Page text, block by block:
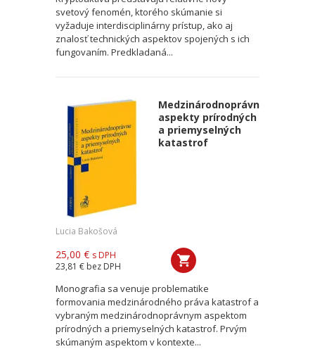
svetový fenomén, ktorého skúmanie si
vyžaduje interdisciplinárny prístup, ako aj
znalosť technických aspektov spojených s ich
fungovaním. Predkladaná...
Medzinárodnoprávne
aspekty prírodných
a priemyselných
katastrof
Lucia Bakošová
25,00 € s DPH
23,81 € bez DPH
Monografia sa venuje problematike
formovania medzinárodného práva katastrof a
vybraným medzinárodnoprávnym aspektom
prírodných a priemyselných katastrof. Prvým
skúmaným aspektom v kontexte...